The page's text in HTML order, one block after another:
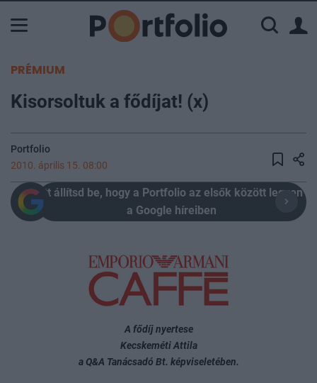
PRÉMIUM
Kisorsoltuk a fődíjat! (x)
Portfolio
2010. április 15. 08:00
Itt állítsd be, hogy a Portfolio az elsők között legyen
a Google híreiben
A fődíj nyertese
Kecskeméti Attila
a Q&A Tanácsadó Bt. képviseletében.